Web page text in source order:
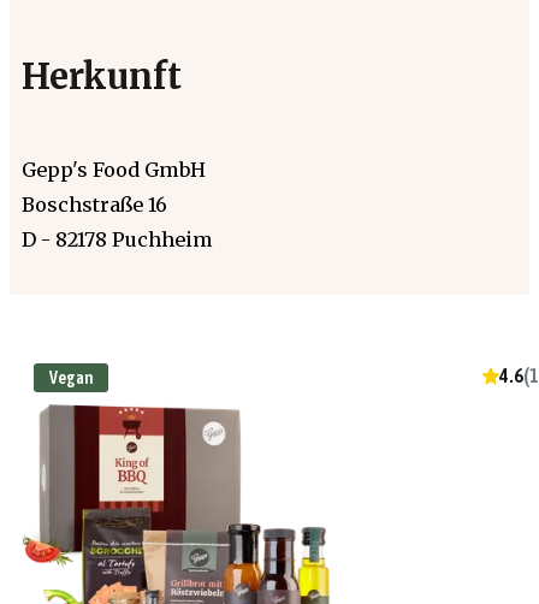
Herkunft
Gepp's Food GmbH
Boschstraße 16
D - 82178 Puchheim
Vegan 4.6(